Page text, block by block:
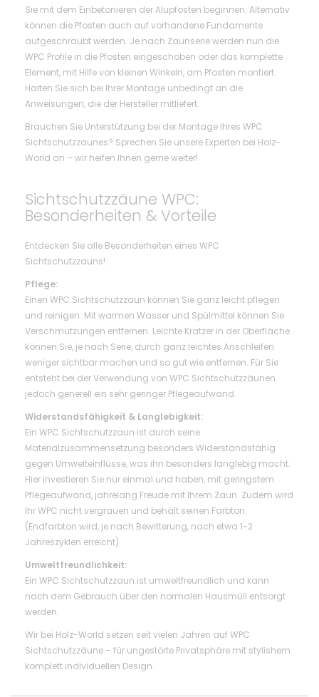
Sie mit dem Einbetonieren der Alupfosten beginnen. Alternativ
können die Pfosten auch auf vorhandene Fundamente
aufgeschraubt werden. Je nach Zaunserie werden nun die
WPC Profile in die Pfosten eingeschoben oder das komplette
Element, mit Hilfe von kleinen Winkeln, am Pfosten montiert.
Halten Sie sich bei Ihrer Montage unbedingt an die
Anweisungen, die der Hersteller mitliefert.
Brauchen Sie Unterstützung bei der Montage Ihres WPC
Sichtschutzzaunes? Sprechen Sie unsere Experten bei Holz-
World an – wir helfen Ihnen gerne weiter!
Sichtschutzzäune WPC:
Besonderheiten & Vorteile
Entdecken Sie alle Besonderheiten eines WPC
Sichtschutzzauns!
Pflege:
Einen WPC Sichtschutzzaun können Sie ganz leicht pflegen
und reinigen: Mit warmen Wasser und Spülmittel können Sie
Verschmutzungen entfernen. Leichte Kratzer in der Oberfläche
können Sie, je nach Serie, durch ganz leichtes Anschleifen
weniger sichtbar machen und so gut wie entfernen. Für Sie
entsteht bei der Verwendung von WPC Sichtschutzzäunen
jedoch generell ein sehr geringer Pflegeaufwand.
Widerstandsfähigkeit & Langlebigkeit:
Ein WPC Sichtschutzzaun ist durch seine
Materialzusammensetzung besonders Widerstandsfähig
gegen Umwelteinflüsse, was ihn besonders langlebig macht.
Hier investieren Sie nur einmal und haben, mit geringstem
Pflegeaufwand, jahrelang Freude mit Ihrem Zaun. Zudem wird
Ihr WPC nicht vergrauen und behält seinen Farbton.
(Endfarbton wird, je nach Bewitterung, nach etwa 1-2
Jahreszyklen erreicht)
Umweltfreundlichkeit:
Ein WPC Sichtschutzzaun ist umweltfreundlich und kann
nach dem Gebrauch über den normalen Hausmüll entsorgt
werden.
Wir bei Holz-World setzen seit vielen Jahren auf WPC
Sichtschutzzäune – für ungestörte Privatsphäre mit stylishem
komplett individuellen Design.